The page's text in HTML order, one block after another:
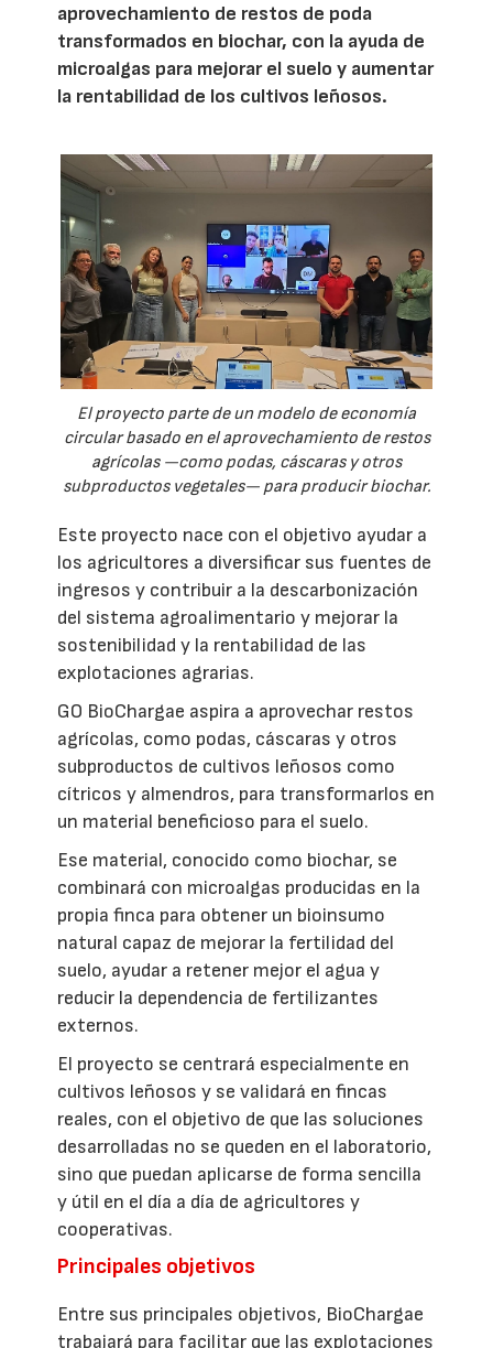
aprovechamiento de restos de poda
transformados en biochar, con la ayuda de
microalgas para mejorar el suelo y aumentar
la rentabilidad de los cultivos leñosos.
El proyecto parte de un modelo de economía
circular basado en el aprovechamiento de restos
agrícolas —como podas, cáscaras y otros
subproductos vegetales— para producir biochar.
Este proyecto nace con el objetivo ayudar a
los agricultores a diversificar sus fuentes de
ingresos y contribuir a la descarbonización
del sistema agroalimentario y mejorar la
sostenibilidad y la rentabilidad de las
explotaciones agrarias.
GO BioChargae aspira a aprovechar restos
agrícolas, como podas, cáscaras y otros
subproductos de cultivos leñosos como
cítricos y almendros, para transformarlos en
un material beneficioso para el suelo.
Ese material, conocido como biochar, se
combinará con microalgas producidas en la
propia finca para obtener un bioinsumo
natural capaz de mejorar la fertilidad del
suelo, ayudar a retener mejor el agua y
reducir la dependencia de fertilizantes
externos.
El proyecto se centrará especialmente en
cultivos leñosos y se validará en fincas
reales, con el objetivo de que las soluciones
desarrolladas no se queden en el laboratorio,
sino que puedan aplicarse de forma sencilla
y útil en el día a día de agricultores y
cooperativas.
Principales objetivos
Entre sus principales objetivos, BioChargae
trabajará para facilitar que las explotaciones